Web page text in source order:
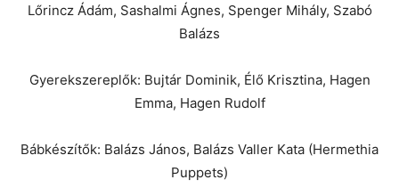
Lőrincz Ádám, Sashalmi Ágnes, Spenger Mihály, Szabó
Balázs
Gyerekszereplők: Bujtár Dominik, Élő Krisztina, Hagen
Emma, Hagen Rudolf
Bábkészítők: Balázs János, Balázs Valler Kata (Hermethia
Puppets)